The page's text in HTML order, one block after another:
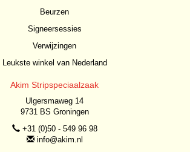
Beurzen
Signeersessies
Verwijzingen
Leukste winkel van Nederland
Akim Stripspeciaalzaak
Ulgersmaweg 14
9731 BS Groningen
+31 (0)50 - 549 96 98
info@akim.nl